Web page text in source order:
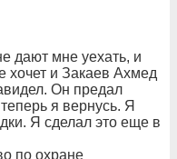
дают мне уехать, и
хочет и Закаев Ахмед
Он предал
я вернусь. Я
Я сделал это еще в
по охране